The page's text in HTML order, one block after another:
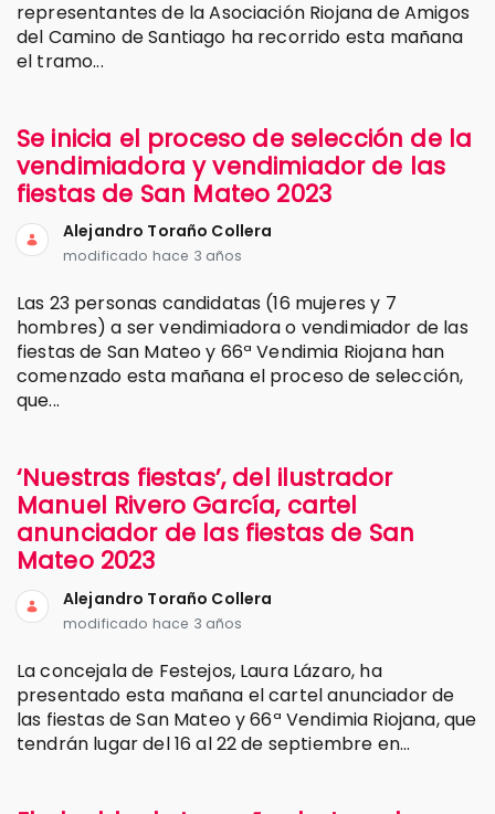
representantes de la Asociación Riojana de Amigos
del Camino de Santiago ha recorrido esta mañana
el tramo...
Se inicia el proceso de selección de la
vendimiadora y vendimiador de las
fiestas de San Mateo 2023
Alejandro Toraño Collera
modificado hace 3 años
Las 23 personas candidatas (16 mujeres y 7
hombres) a ser vendimiadora o vendimiador de las
fiestas de San Mateo y 66ª Vendimia Riojana han
comenzado esta mañana el proceso de selección,
que...
‘Nuestras fiestas’, del ilustrador
Manuel Rivero García, cartel
anunciador de las fiestas de San
Mateo 2023
Alejandro Toraño Collera
modificado hace 3 años
La concejala de Festejos, Laura Lázaro, ha
presentado esta mañana el cartel anunciador de
las fiestas de San Mateo y 66ª Vendimia Riojana, que
tendrán lugar del 16 al 22 de septiembre en...